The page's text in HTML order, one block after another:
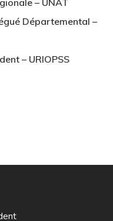
– UNAT
Départemental –
– URIOPSS